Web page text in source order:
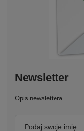
Newsletter
Opis newslettera
Podaj swoje imię